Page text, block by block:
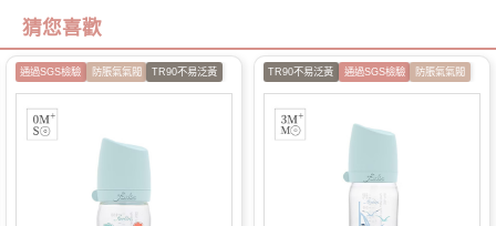
猜您喜歡
通過SGS檢驗 防脹氣氣閥 TR90不易泛黃 TR90不易泛黃 通過SGS檢驗 防脹氣氣閥